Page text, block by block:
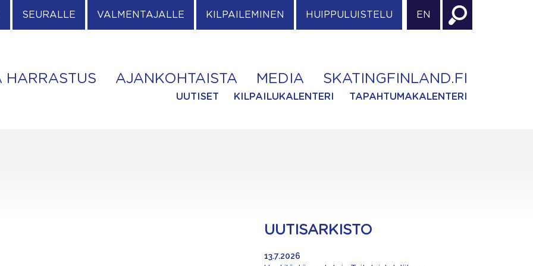
SEURALLE VALMENTAJALLE KILPAILEMINEN HUIPPULUISTELU EN
HARRASTUS AJANKOHTAISTA MEDIA SKATINGFINLAND.FI
UUTISET KILPAILUKALENTERI TAPAHTUMAKALENTERI
UUTISARKISTO
13.7.2026